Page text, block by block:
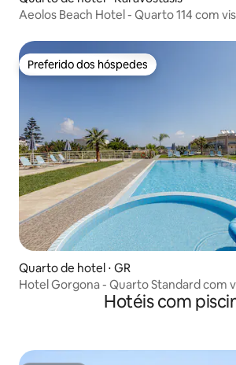
Aeolos Beach Hotel - Quarto 114 com
Preferido dos hóspedes
Preferido dos hóspedes
Quarto de hotel ⋅ GR
Hotel Gorgona - Quarto Standard com
Hotéis com